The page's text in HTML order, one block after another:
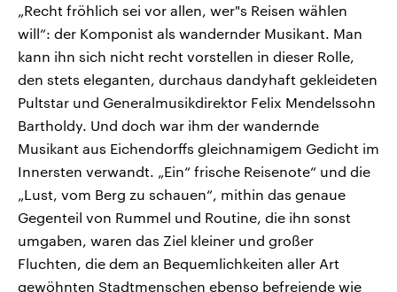
„Recht fröhlich sei vor allen, wer"s Reisen wählen
will“: der Komponist als wandernder Musikant. Man
kann ihn sich nicht recht vorstellen in dieser Rolle,
den stets eleganten, durchaus dandyhaft gekleideten
Pultstar und Generalmusikdirektor Felix Mendelssohn
Bartholdy. Und doch war ihm der wandernde
Musikant aus Eichendorffs gleichnamigem Gedicht im
Innersten verwandt. „Ein“ frische Reisenote“ und die
„Lust, vom Berg zu schauen“, mithin das genaue
Gegenteil von Rummel und Routine, die ihn sonst
umgaben, waren das Ziel kleiner und großer
Fluchten, die dem an Bequemlichkeiten aller Art
gewöhnten Stadtmenschen ebenso befreiende wie